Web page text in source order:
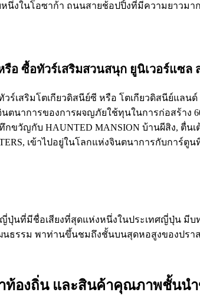
นึ่งในโอซาก้า ถนนสายช้อปปิ้งที่มีความยาวม
รือ ซื้อทัวร์เสริมสวนสนุก ยูนิเวอร์แซล
เสริมโตเกียวดิสนีย์ซี หรือ โตเกียวดิสนีย์แลน
ตนาการของการผจญภัยใช้ทุนในการก่อสร้าง
กขวัญกับ HAUNTED MANSION บ้านผีสิง, ตื่
เข้าไปอยู่ในโลกแห่งจินตนาการกับกา
ปุ่นที่มีชื่อเสียงที่สุดแห่งหนึ่งในประเทศญี่ปุ่น มี
รรม พาท่านขึ้นชมถึงชั้นบนสุดหอสูงของปรา
ท้องถิ่น และสินค้าคุณภาพชั้นนำ